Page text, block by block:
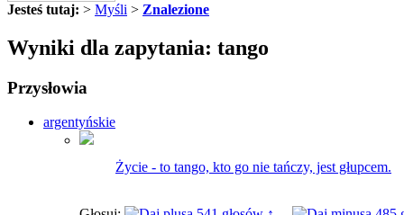
Jesteś tutaj: > Myśli > Znalezione
Wyniki dla zapytania: tango
Przysłowia
argentyńskie
Życie - to tango, kto go nie tańczy, jest głupcem.